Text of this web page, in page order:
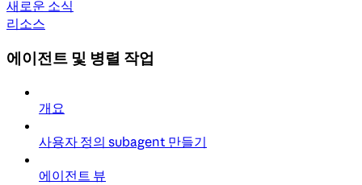
새로운 소식
리소스
에이전트 및 병렬 작업
개요
사용자 정의 subagent 만들기
에이전트 뷰